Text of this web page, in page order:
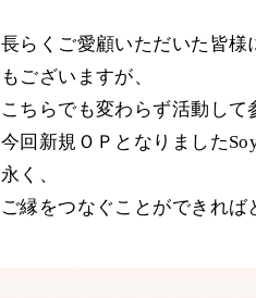
長らくご愛顧いただいた皆様
もございますが、
こちらでも変わらず活動して
今回新規ＯＰとなりました
永く、
ご縁をつなぐことができれば